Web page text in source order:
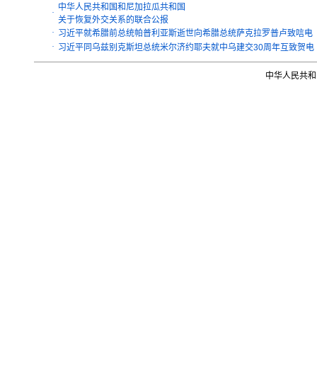
·
中华人民共和国和尼加拉瓜共和国
关于恢复外交关系的联合公报
· 习近平就希腊前总统帕普利亚斯逝世向希腊总统萨克拉罗普卢致唁电
· 习近平同乌兹别克斯坦总统米尔济约耶夫就中乌建交30周年互致贺电
中华人民共